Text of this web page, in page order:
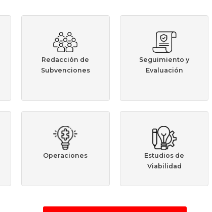
Redacción de
Subvenciones
Seguimiento y
Evaluación
Operaciones
Estudios de
Viabilidad